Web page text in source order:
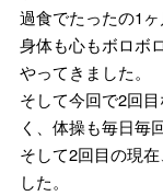
過食でたったの1ヶ
身体も心もボロボ
やってきました。
そして今回で2回
く、体操も毎日毎
そして2回目の現
した。